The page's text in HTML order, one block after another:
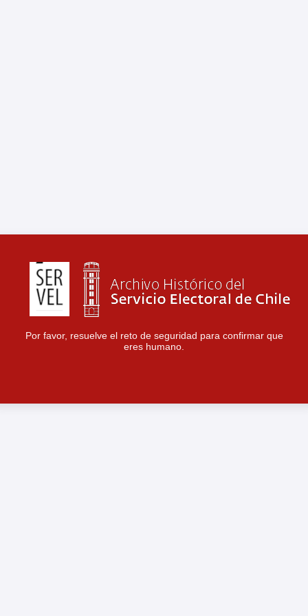
Por favor, resuelve el reto de seguridad para confirmar que
eres humano.